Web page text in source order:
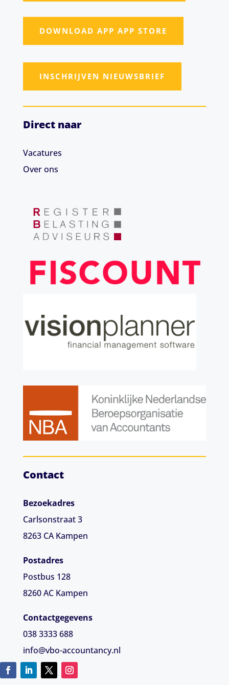
DOWNLOAD APP APP STORE
INSCHRIJVEN NIEUWSBRIEF
Direct naar
Vacatures
Over ons
Contact
Bezoekadres
Carlsonstraat 3
8263 CA Kampen
Postadres
Postbus 128
8260 AC Kampen
Contactgegevens
038 3333 688
info@vbo-accountancy.nl